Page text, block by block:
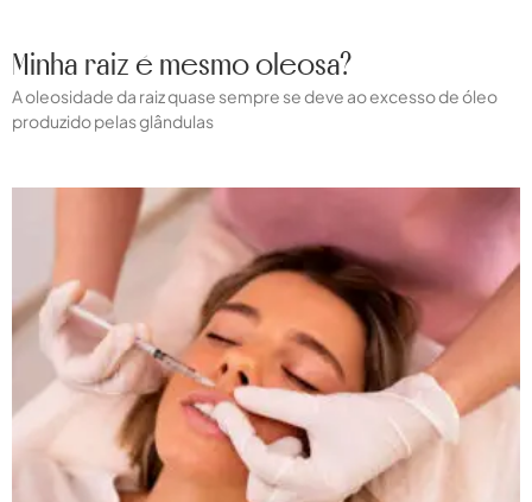
Minha raiz é mesmo oleosa?
A oleosidade da raiz quase sempre se deve ao excesso de óleo
produzido pelas glândulas